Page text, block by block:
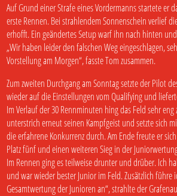
Auf Grund einer Strafe eines Vordermanns startete er
erste Rennen. Bei strahlendem Sonnenschein verlief
erhofft. Ein geändertes Setup warf ihn nach hinten
„Wir haben leider den falschen Weg eingeschlagen,
Vorstellung am Morgen“, fasste Tom zusammen.
Zum zweiten Durchgang am Sonntag setzte der Pilot
wieder auf die Einstellungen vom Qualifying und
Im Verlauf der 30 Rennminuten hing das Feld sehr eng
unterstrich erneut seinen Kampfgeist und setzte sich
die erfahrene Konkurrenz durch. Am Ende freute er
Platz fünf und einen weiteren Sieg in der
Im Rennen ging es teilweise drunter und drüber. Ich
und war wieder bester Junior im Feld. Zusätzlich führe
Gesamtwertung der Junioren an“, strahlte der